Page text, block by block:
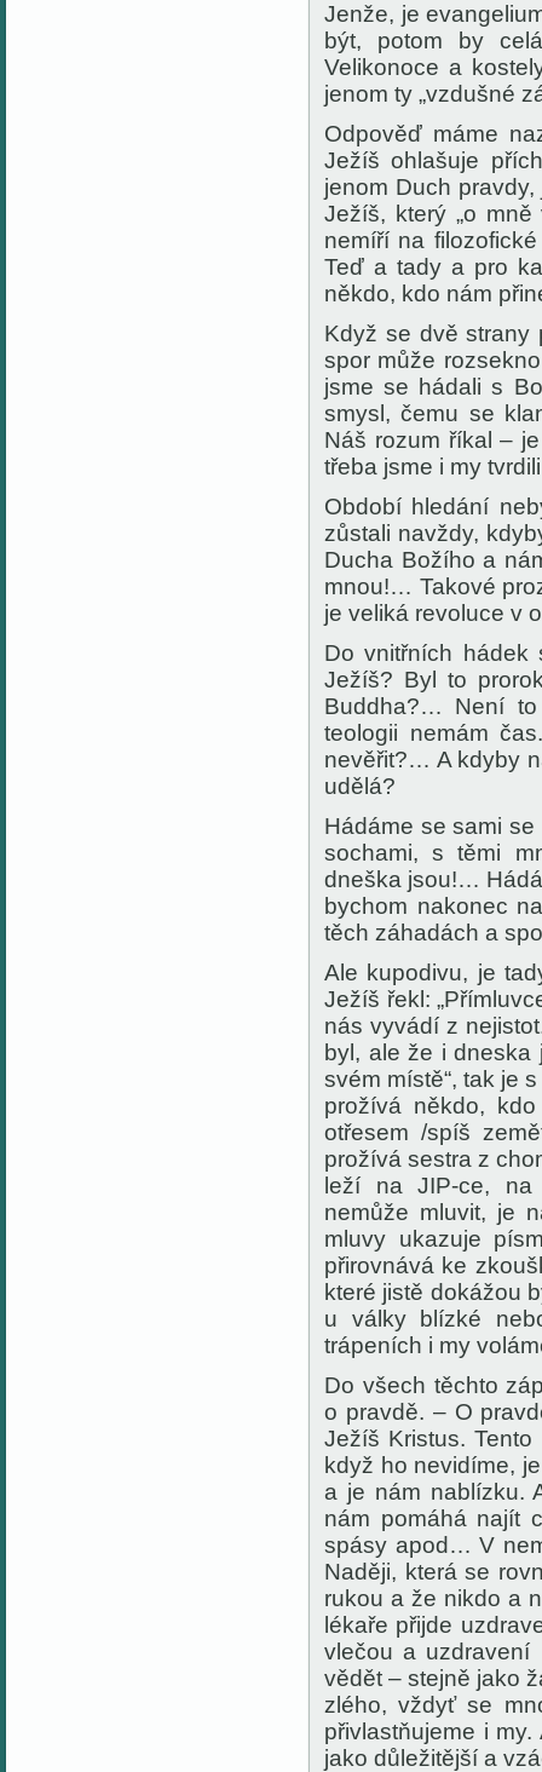
Jenže, je
být, potom by
Velikonoce a
jenom ty „vzdušné
Odpověď máme
Ježíš ohlašuje
jenom Duch
Ježíš, který „o
nemíří na
Teď a tady a pro
někdo, kdo nám
Když se dvě strany
spor může
jsme se hádali s
smysl, čemu se
Náš rozum říkal –
třeba jsme i my
Období hledání
zůstali navždy,
Ducha Božího a
mnou!… Takové
je veliká revoluce v
Do vnitřních
Ježíš? Byl to
Buddha?… Není
teologii nemám
nevěřit?… A kdyby
udělá?
Hádáme se sami
sochami, s těmi
dneška jsou!…
bychom nakonec
těch záhadách a
Ale kupodivu, je
Ježíš řekl:
nás vyvádí z
byl, ale že i
svém místě“, tak je
prožívá někdo,
otřesem /spíš
prožívá sestra z
leží na JIP-ce, na
nemůže mluvit, je
mluvy ukazuje
přirovnává ke
které jistě dokážou
u války blízké
trápeních i my
Do všech těchto
o pravdě. – O
Ježíš Kristus.
když ho nevidíme,
a je nám nablízku.
nám pomáhá najít
spásy apod… V
Naději, která se
rukou a že nikdo a
lékaře přijde
vlečou a uzdravení
vědět – stejně jako
zlého, vždyť se
přivlastňujeme i
jako důležitější a